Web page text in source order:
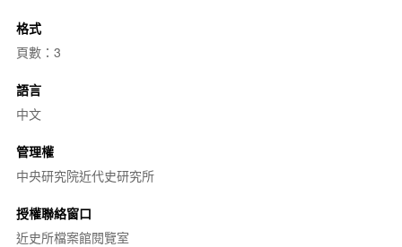
格式
頁數：3
語言
中文
管理權
中央研究院近代史研究所
授權聯絡窗口
近史所檔案館閱覽室